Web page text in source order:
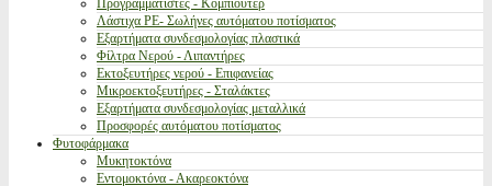
Προγραμματιστές - Κομπιούτερ
Λάστιχα PE- Σωλήνες αυτόματου ποτίσματος
Εξαρτήματα συνδεσμολογίας πλαστικά
Φίλτρα Νερού - Λιπαντήρες
Εκτοξευτήρες νερού - Επιφανείας
Μικροεκτοξευτήρες - Σταλάκτες
Εξαρτήματα συνδεσμολογίας μεταλλικά
Προσφορές αυτόματου ποτίσματος
Φυτοφάρμακα
Μυκητοκτόνα
Εντομοκτόνα - Ακαρεοκτόνα